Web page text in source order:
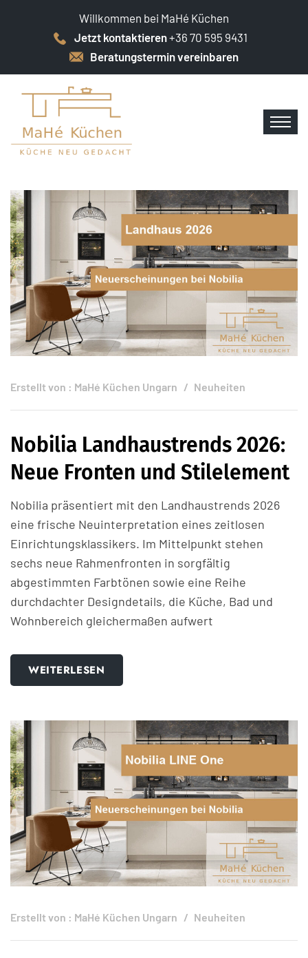
Willkommen bei MaHé Küchen
Jetzt kontaktieren+36 70 595 9431
Beratungstermin vereinbaren
Erstellt von : MaHé Küchen Ungarn Neuheiten
Nobilia Landhaustrends 2026:
Neue Fronten und Stilelement
Nobilia präsentiert mit den Landhaustrends 2026
eine frische Neuinterpretation eines zeitlosen
Einrichtungsklassikers. Im Mittelpunkt stehen
sechs neue Rahmenfronten in sorgfältig
abgestimmten Farbtönen sowie eine Reihe
durchdachter Designdetails, die Küche, Bad und
Wohnbereich gleichermaßen aufwert
WEITERLESEN
Erstellt von : MaHé Küchen Ungarn Neuheiten